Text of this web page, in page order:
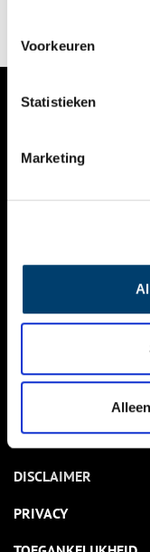
Voorkeuren
Statistieken
Marketing
NIEUWS
KALENDER
ACTIVITEITEN
NIEUWSBRIEF
DISCLAIMER
PRIVACY